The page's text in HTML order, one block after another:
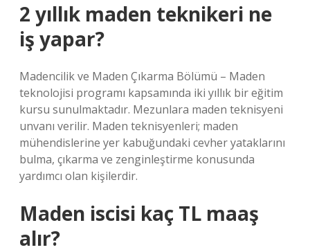
2 yıllık maden teknikeri ne
iş yapar?
Madencilik ve Maden Çıkarma Bölümü – Maden
teknolojisi programı kapsamında iki yıllık bir eğitim
kursu sunulmaktadır. Mezunlara maden teknisyeni
unvanı verilir. Maden teknisyenleri; maden
mühendislerine yer kabuğundaki cevher yataklarını
bulma, çıkarma ve zenginleştirme konusunda
yardımcı olan kişilerdir.
Maden iscisi kaç TL maaş
alır?